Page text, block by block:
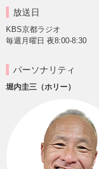
放送日
KBS京都ラジオ
毎週月曜日 夜8:00-8:30
パーソナリティ
堀内圭三（ホリー）